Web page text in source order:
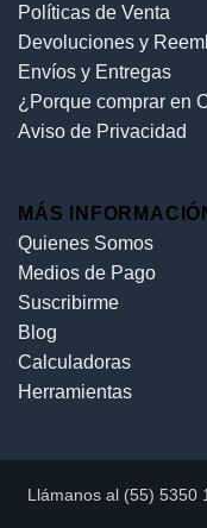
Políticas de Venta
Devoluciones y
Envíos y Entregas
¿Porque comprar en
Aviso de Privacidad
MÁS
Quienes Somos
Medios de Pago
Suscribirme
Blog
Calculadoras
Herramientas
Llámanos al (55) 5350